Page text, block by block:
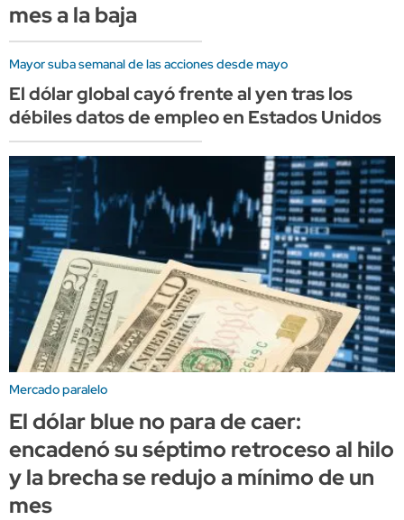
mes a la baja
Mayor suba semanal de las acciones desde mayo
El dólar global cayó frente al yen tras los
débiles datos de empleo en Estados Unidos
Mercado paralelo
El dólar blue no para de caer:
encadenó su séptimo retroceso al hilo
y la brecha se redujo a mínimo de un
mes